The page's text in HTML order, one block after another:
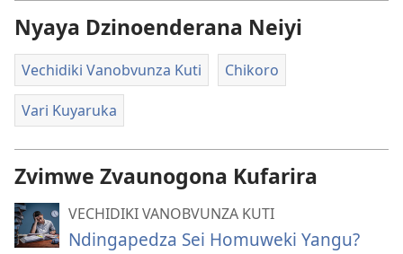
Nyaya Dzinoenderana Neiyi
Vechidiki Vanobvunza Kuti Chikoro
Vari Kuyaruka
Zvimwe Zvaunogona Kufarira
VECHIDIKI VANOBVUNZA KUTI
Ndingapedza Sei Homuweki Yangu?